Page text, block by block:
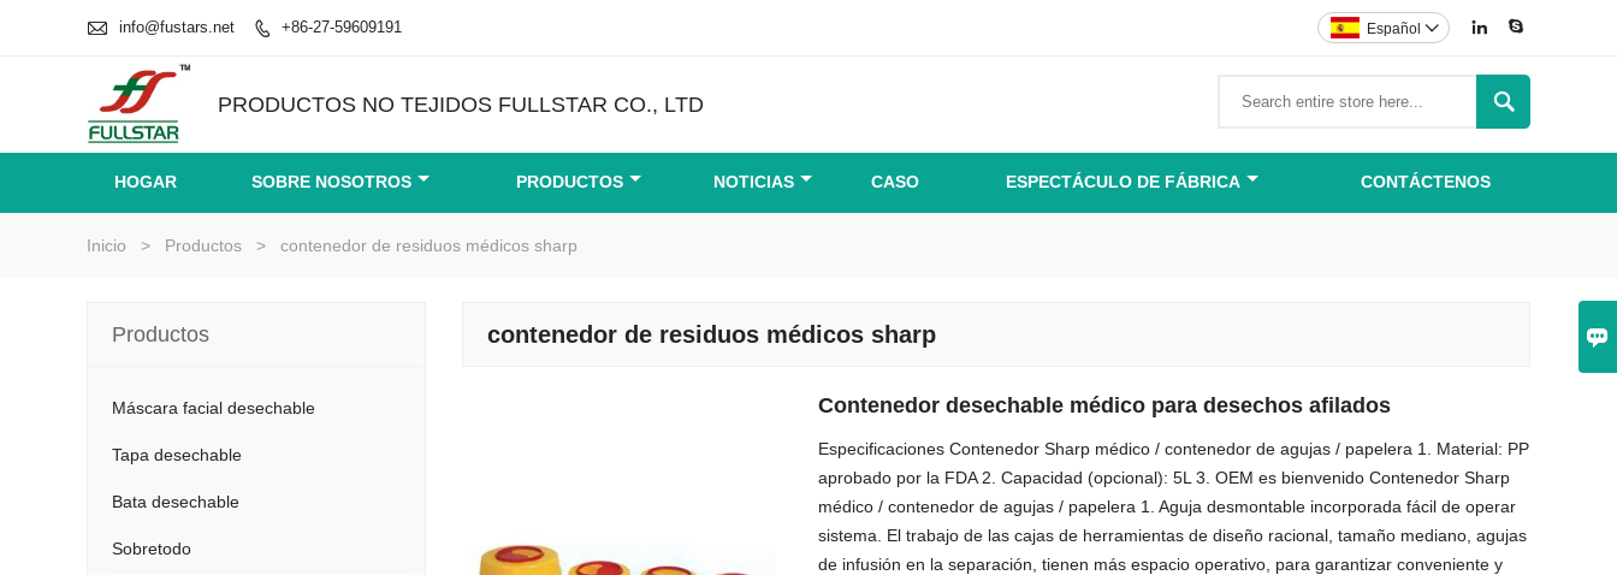

 info@fustars.net  +86-27-59609191  
Español 
PRODUCTOS NO TEJIDOS FULLSTAR CO., LTD 
HOGAR SOBRE NOSOTROS PRODUCTOS NOTICIAS CASO ESPECTÁCULO DE FÁBRICA CONTÁCTENOS
Inicio > Productos > contenedor de residuos médicos sharp
contenedor de residuos médicos sharp
Contenedor desechable médico para desechos afilados
Especificaciones Contenedor Sharp médico / contenedor de agujas / papelera 1. Material: PP
aprobado por la FDA 2. Capacidad (opcional): 5L 3. OEM es bienvenido Contenedor Sharp
médico / contenedor de agujas / papelera 1. Aguja desmontable incorporada fácil de operar
sistema. El trabajo de las cajas de herramientas de diseño racional, tamaño mediano, agujas
de infusión en la separación, tienen más espacio operativo, para garantizar conveniente y
Productos
Máscara facial desechable
Tapa desechable
Bata desechable
Sobretodo